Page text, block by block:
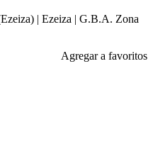
| Ezeiza | G.B.A. Zona
Agregar a favoritos